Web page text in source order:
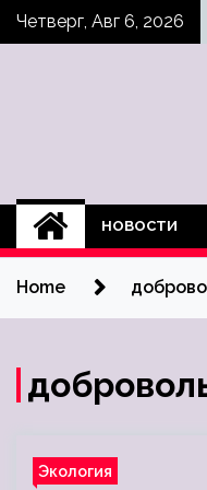
SkipЧетверг, Авг 6, 2026
НОВОСТИ
Home
Экология